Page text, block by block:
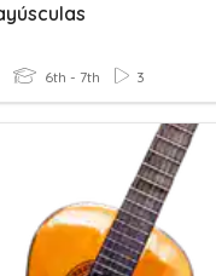
6th - 7th 3